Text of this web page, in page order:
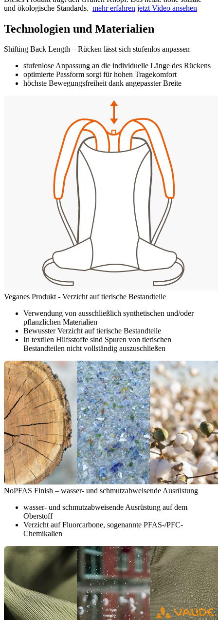
und ökologische Standards. mehr erfahren jetzt Video ansehen
Technologien und Materialien
Shifting Back Length – Rücken lässt sich stufenlos anpassen
stufenlose Anpassung an die individuelle Länge des Rückens
optimierte Passform sorgt für hohen Tragekomfort
höchste Bewegungsfreiheit dank angepasster Breite
Veganes Produkt - Verzicht auf tierische Bestandteile
Verwendung von ausschließlich synthetischen und/oder
pflanzlichen Materialien
Bewusster Verzicht auf tierische Bestandteile
In textilen Hilfsstoffe sind Spuren von tierischen
Bestandteilen nicht vollständig auszuschließen
NoPFAS Finish – wasser- und schmutzabweisende Ausrüstung
wasser- und schmutzabweisende Ausrüstung auf dem
Oberstoff
Verzicht auf Fluorcarbone, sogenannte PFAS-/PFC-
Chemikalien